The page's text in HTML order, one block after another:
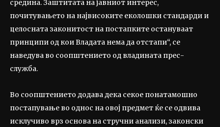
средина. Заштитата на јавниот интерес,
почитувањето на највисоките еколошки стандарди и
целосната законитост на постапките остануваат
принципи од кои Владата нема да отстапи“, се
наведува во соопштението од владината прес-
служба.
Во соопштението додава дека секое понатамошно
постапување во однос на овој предмет ќе се одвива
исклучиво врз основа на стручни анализи, законски